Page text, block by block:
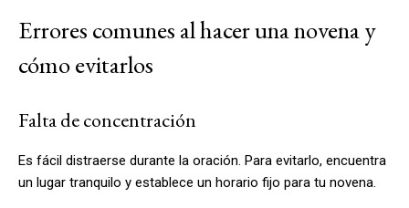
Errores comunes al hacer una novena y
cómo evitarlos
Falta de concentración
Es fácil distraerse durante la oración. Para evitarlo, encuentra
un lugar tranquilo y establece un horario fijo para tu novena.